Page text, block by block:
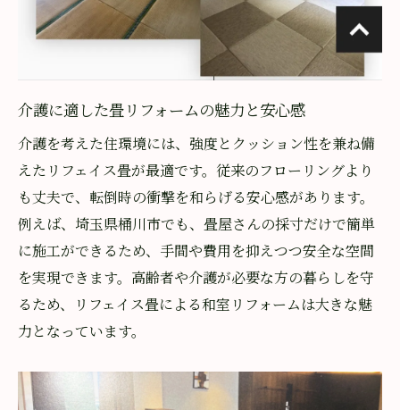
採寸のみで完了する介護用畳リフォームの
大掛かりな工事不要で安心できる理由
短期間でできる和室の介護リフォーム術
賃貸住宅でも安心な介護用畳の施工方法
原状回復が容易な畳リフォームのポイント
介護リフォームを気軽に始めるコツ
掃除がしやすい介護環境を畳で実現する秘訣
介護用畳で毎日の掃除がラクになる理由
ダニやカビ対策に強い畳リフォームの魅力
衛生的な介護環境を叶える畳の工夫
畳リフォームで家事負担を軽減するヒント
介護に適した畳リフォームの魅力と安心感
介護を考えた住環境には、強度とクッション性を兼ね備
えたリフェイス畳が最適です。従来のフローリングより
も丈夫で、転倒時の衝撃を和らげる安心感があります。
例えば、埼玉県桶川市でも、畳屋さんの採寸だけで簡単
に施工ができるため、手間や費用を抑えつつ安全な空間
を実現できます。高齢者や介護が必要な方の暮らしを守
るため、リフェイス畳による和室リフォームは大きな魅
力となっています。